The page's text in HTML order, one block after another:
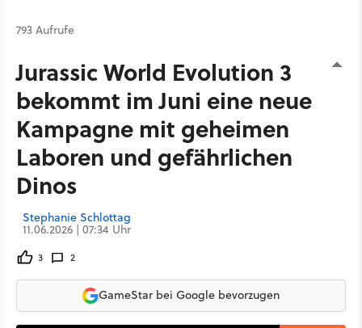
793 Aufrufe
Jurassic World Evolution 3
bekommt im Juni eine neue
Kampagne mit geheimen
Laboren und gefährlichen
Dinos
Stephanie Schlottag
11.06.2026 | 07:34 Uhr
3 2
GameStar bei Google bevorzugen